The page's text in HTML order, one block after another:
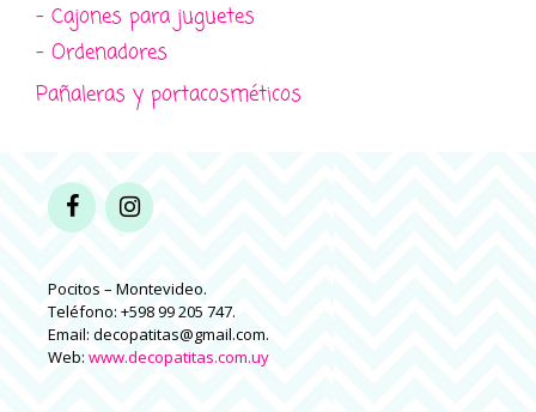
- Cajones para juguetes
- Ordenadores
Pañaleras y portacosméticos
Pocitos – Montevideo.
Teléfono: +598 99 205 747.
Email: decopatitas@gmail.com.
Web: www.decopatitas.com.uy